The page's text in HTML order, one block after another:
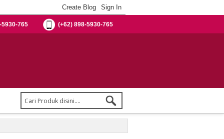
(+62) 898-5930-765
5930-765